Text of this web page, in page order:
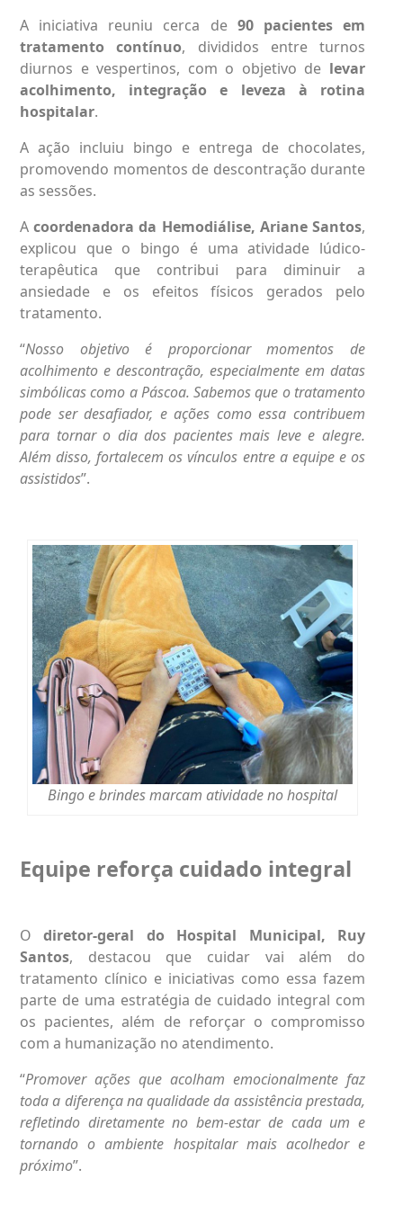
A iniciativa reuniu cerca de 90 pacientes em
tratamento contínuo, divididos entre turnos
diurnos e vespertinos, com o objetivo de levar
acolhimento, integração e leveza à rotina
hospitalar.
A ação incluiu bingo e entrega de chocolates,
promovendo momentos de descontração durante
as sessões.
Acoordenadora da Hemodiálise, Ariane Santos,
explicou que o bingo é uma atividade lúdico-
terapêutica que contribui para diminuir a
ansiedade e os efeitos físicos gerados pelo
tratamento.
“Nosso objetivo é proporcionar momentos de
acolhimento e descontração, especialmente em datas
simbólicas como a Páscoa. Sabemos que o tratamento
pode ser desafiador, e ações como essa contribuem
para tornar o dia dos pacientes mais leve e alegre.
Além disso, fortalecem os vínculos entre a equipe e os
assistidos”.
Bingo e brindes marcam atividade no hospital
Equipe reforça cuidado integral
Odiretor-geral do Hospital Municipal, Ruy
Santos, destacou que cuidar vai além do
tratamento clínico e iniciativas como essa fazem
parte de uma estratégia de cuidado integral com
os pacientes, além de reforçar o compromisso
com a humanização no atendimento.
“Promover ações que acolham emocionalmente faz
toda a diferença na qualidade da assistência prestada,
refletindo diretamente no bem-estar de cada um e
tornando o ambiente hospitalar mais acolhedor e
próximo”.